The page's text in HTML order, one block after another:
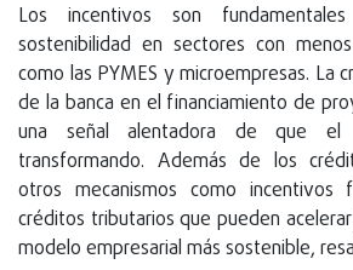
Los incentivos son
sostenibilidad en sectores con
como las PYMES y microempresas. La
de la banca en el financiamiento de
una señal alentadora de que el
transformando. Además de los
otros mecanismos como incentivos
créditos tributarios que pueden
modelo empresarial más sostenible,